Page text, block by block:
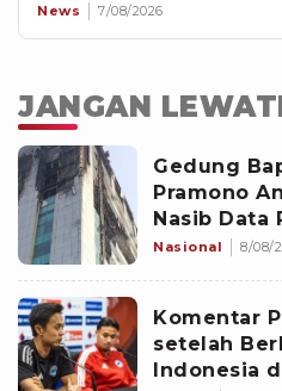
News 7/08/2026
JANGAN
Gedung
Pramono
Nasib Data
Nasional 8/08/
Komentar
setelah
Indonesia